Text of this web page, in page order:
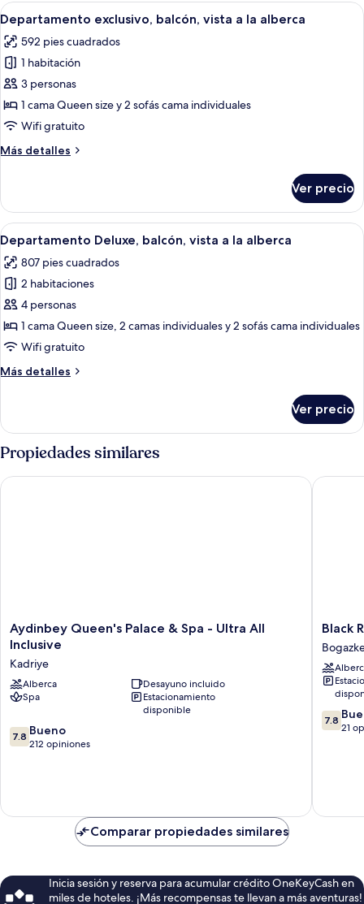
Abrir
todas
las
fotos
de
Departamento
exclusivo,
vista
alberca
Una piscina con una persona
13
Departamento exclusivo, balcón, vista a la alberca
592 pies cuadrados
1 habitación
3 personas
1 cama Queen size y 2 sofás cama individuales
Wifi gratuito
Más detalles
Más
exclusivo,
balcón,
vista
la
alberca
Ver precio
Abrir
todas
las
fotos
de
Departamento
Deluxe,
vista
alberca
Un edificio de varios pisos con
13
Departamento Deluxe, balcón, vista a la alberca
807 pies cuadrados
2 habitaciones
4 personas
1 cama Queen size, 2 camas individuales y 2 sofás cama individuales
Wifi gratuito
Más detalles
Más
Deluxe,
balcón,
vista
la
Ver precio
Propiedades similares
Aydinbey
Queen's
&
Spa
-
All
Inclusive
Aydinbey Queen's Palace & Spa - Ultra All
Inclusive
Kadriye
Alberca
Desayuno incluido
Spa
Estacionamiento
disponible
7.8
de
7.8 Bueno
212 opiniones
Aydinbey Queen's Palace & Spa - Ultra All Inclusive
Black
Royal
Belek
Black
7.8
de
7.8
21
Black
Comparar propiedades similares
Inicia sesión y reserva para acumular crédito OneKeyCash en
miles de hoteles. ¡Más recompensas te llevan a más aventuras!